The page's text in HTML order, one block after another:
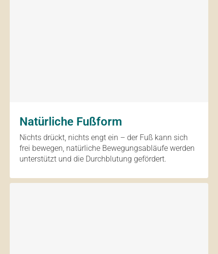
Natürliche Fußform
Nichts drückt, nichts engt ein – der Fuß kann sich
frei bewegen, natürliche Bewegungsabläufe werden
unterstützt und die Durchblutung gefördert.